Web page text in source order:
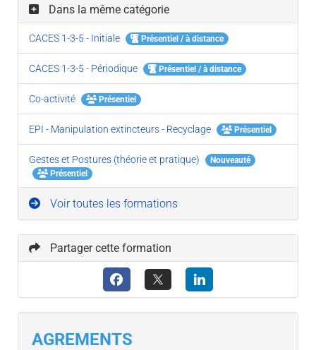
Dans la même catégorie
CACES 1-3-5 - Initiale Présentiel / à distance
CACES 1-3-5 - Périodique Présentiel / à distance
Co-activité Présentiel
EPI - Manipulation extincteurs - Recyclage Présentiel
Gestes et Postures (théorie et pratique)
Nouveauté
Présentiel
Voir toutes les formations
Partager cette formation
AGREMENTS